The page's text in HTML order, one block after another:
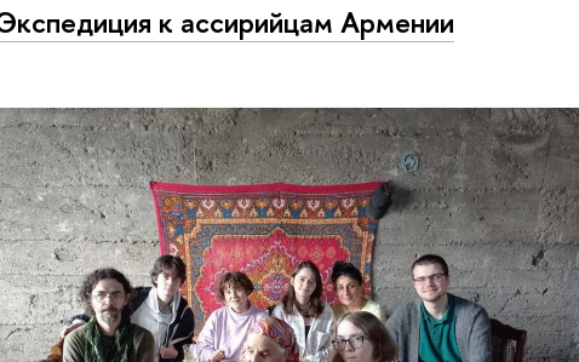
к ассирийцам Армении